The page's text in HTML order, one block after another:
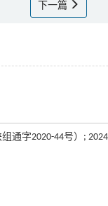
下一篇
字2020-44号）;